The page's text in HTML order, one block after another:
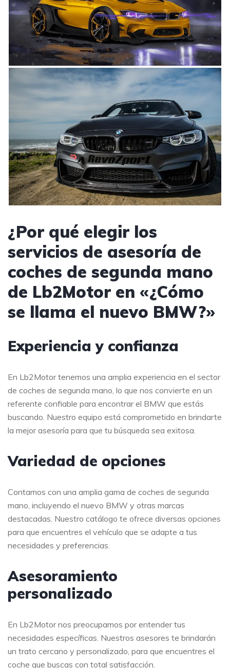
¿Por qué elegir los
servicios de asesoría de
coches de segunda mano
de Lb2Motor en «¿Cómo
se llama el nuevo BMW?»
Experiencia y confianza
En Lb2Motor tenemos una amplia experiencia en el sector
de coches de segunda mano, lo que nos convierte en un
referente confiable para encontrar el BMW que estás
buscando. Nuestro equipo está comprometido en brindarte
la mejor asesoría para que tu búsqueda sea exitosa.
Variedad de opciones
Contamos con una amplia gama de coches de segunda
mano, incluyendo el nuevo BMW y otras marcas
destacadas. Nuestro catálogo te ofrece diversas opciones
para que encuentres el vehículo que se adapte a tus
necesidades y preferencias.
Asesoramiento
personalizado
En Lb2Motor nos preocupamos por entender tus
necesidades específicas. Nuestros asesores te brindarán
un trato cercano y personalizado, para que encuentres el
coche que buscas con total satisfacción.